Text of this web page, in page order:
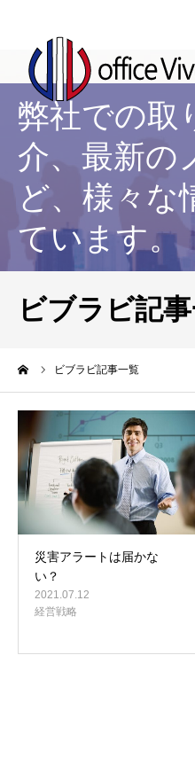
弊社での取
介、最新の
ど、様々な
ています。
ビブラビ記
ビブラビ記事一覧
災害アラートは届かな
い？
2021.07.12
経営戦略